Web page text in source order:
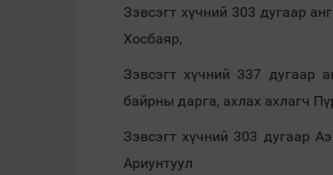
Зэвсэгт хүчний 303 дугаар
Хосбаяр,
Зэвсэгт хүчний 337 дугаар
байрны дарга, ахлах ахлагч
Зэвсэгт хүчний 303 дугаар
Ариунтуул